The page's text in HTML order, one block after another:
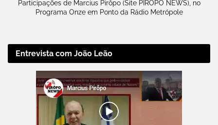
Participações de Marcius Pirôpo (Site PIRÔPO NEWS), no
Programa Onze em Ponto da Rádio Metrópole
Entrevista com João Leão